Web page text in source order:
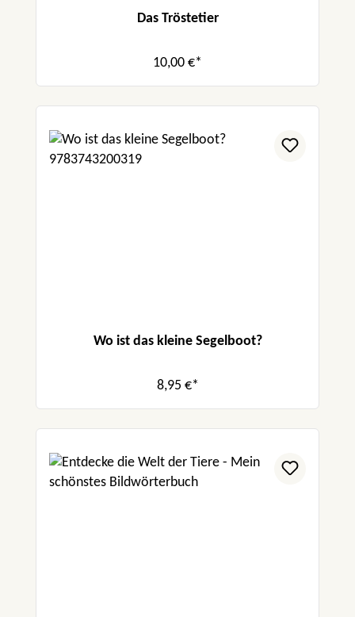
Das Tröstetier
10,00 €*
Wo ist das kleine Segelboot?
8,95 €*